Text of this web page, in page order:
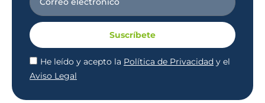
He leído y acepto la Política de Privacidad y el
Aviso Legal
Suscríbete